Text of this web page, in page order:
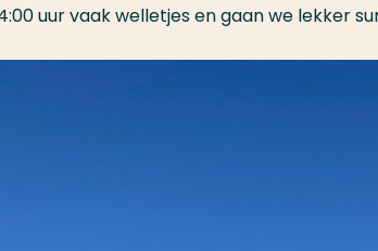
uur vaak welletjes en gaan we lekker